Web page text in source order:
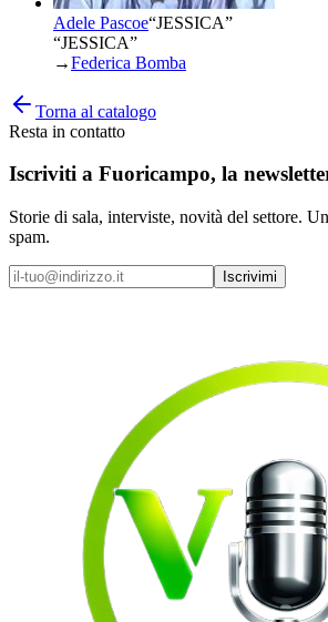
Adele Pascoe“JESSICA”
“JESSICA”
→Federica Bomba
Torna al catalogo
Resta in contatto
Iscriviti a Fuoricampo, la
Storie di sala, interviste, novità del settore.
spam.
Iscrivimi